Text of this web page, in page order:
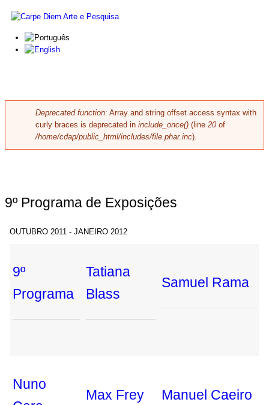
Skip to main content
Carpe
Diem
Arte e
Pesquisa
Error message
Deprecated function: Array and string offset access syntax with
curly braces is deprecated in include_once() (line 20 of
/home/cdap/public_html/includes/file.phar.inc).
9º Programa de Exposições
OUTUBRO 2011 - JANEIRO 2012
9º
Programa
Tatiana
Blass
Samuel Rama
Nuno
Max Frey Manuel Caeiro